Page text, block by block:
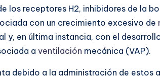
los receptores H2, inhibidores de la
con un crecimiento excesivo de
y, en última instancia, con el
a ventilación mecánica (VAP).
debido a la administración de estos